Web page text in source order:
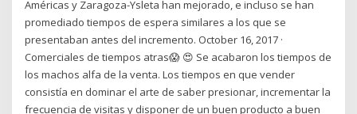
Américas y Zaragoza-Ysleta han mejorado, e incluso se han
promediado tiempos de espera similares a los que se
presentaban antes del incremento. October 16, 2017 ·
Comerciales de tiempos atras😱 😍 Se acabaron los tiempos de
los machos alfa de la venta. Los tiempos en que vender
consistía en dominar el arte de saber presionar, incrementar la
frecuencia de visitas y disponer de un buen producto a buen